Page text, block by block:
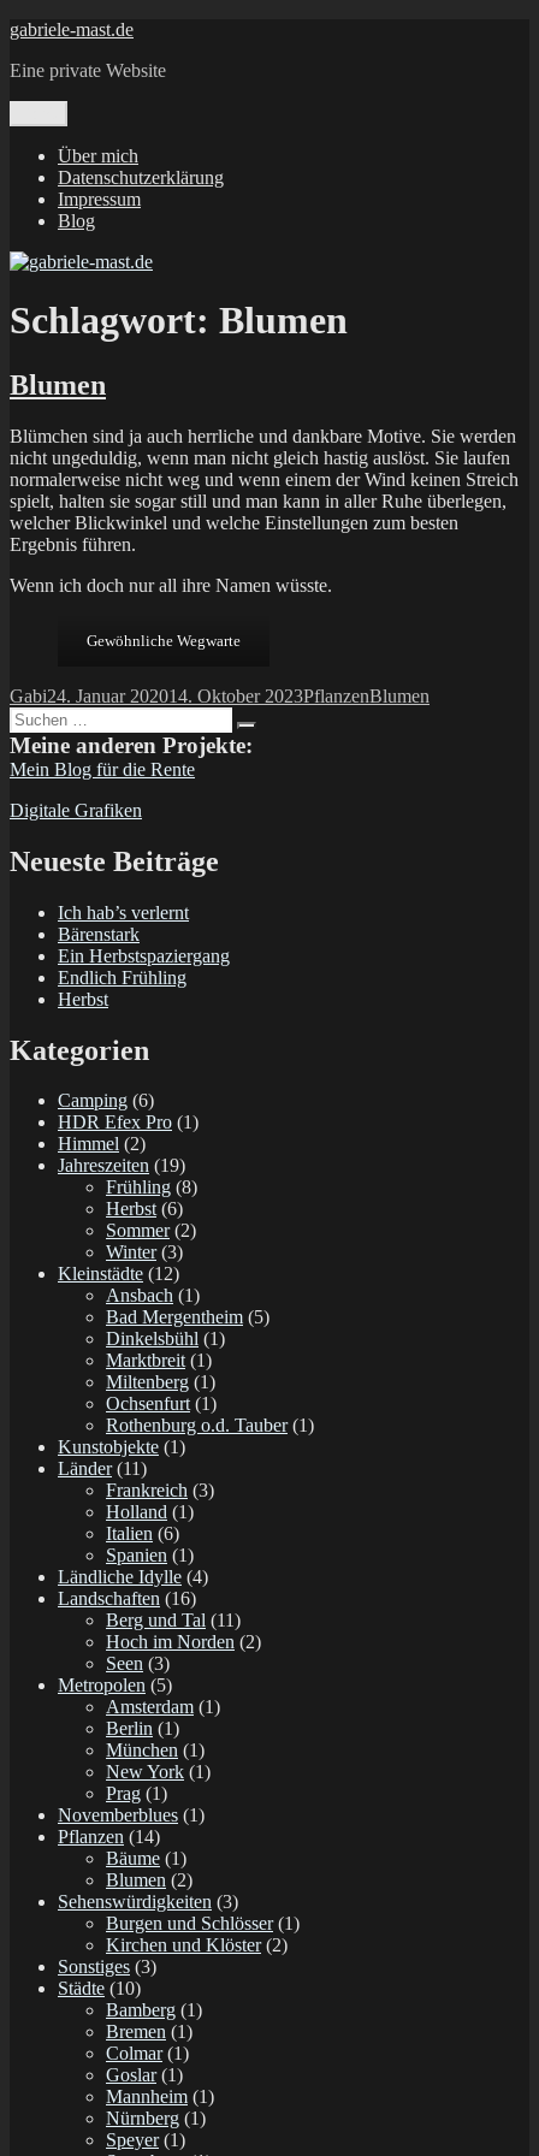
Zum
springen
gabriele-mast.de
Eine private Website
Über mich
Datenschutzerklärung
Impressum
Blog
Schlagwort: Blumen
Blumen
Blümchen sind ja auch herrliche und dankbare Motive. Sie werden
nicht ungeduldig, wenn man nicht gleich hastig auslöst. Sie laufen
normalerweise nicht weg und wenn einem der Wind keinen Streich
spielt, halten sie sogar still und man kann in aller Ruhe überlegen,
welcher Blickwinkel und welche Einstellungen zum besten
Ergebnis führen.
Wenn ich doch nur all ihre Namen wüsste.
Gewöhnliche Wegwarte
Autor
GabiVeröffentlicht
am
24. Januar 202014. Oktober 2023Kategorien
PflanzenSchlagwörter
Blumen
Suchen
nach:
Meine anderen Projekte:
Mein Blog für die Rente
Digitale Grafiken
Neueste Beiträge
Ich hab’s verlernt
Bärenstark
Ein Herbstspaziergang
Endlich Frühling
Herbst
Kategorien
Camping (6)
HDR Efex Pro (1)
Himmel (2)
Jahreszeiten (19)
Frühling (8)
Herbst(6)
Sommer(2)
Winter(3)
Kleinstädte (12)
Ansbach (1)
Bad Mergentheim (5)
Dinkelsbühl (1)
Marktbreit(1)
Miltenberg (1)
Ochsenfurt(1)
Rothenburg o.d. Tauber(1)
Kunstobjekte (1)
Länder(11)
Frankreich (3)
Holland (1)
Italien (6)
Spanien (1)
Ländliche Idylle (4)
Landschaften (16)
Berg und Tal (11)
Hoch im Norden (2)
Seen (3)
Metropolen (5)
Amsterdam (1)
Berlin (1)
München (1)
New York (1)
Prag (1)
Novemberblues (1)
Pflanzen (14)
Bäume (1)
Blumen (2)
Sehenswürdigkeiten (3)
Burgen und Schlösser(1)
Kirchen und Klöster(2)
Sonstiges (3)
Städte (10)
Bamberg (1)
Bremen (1)
Colmar(1)
Goslar(1)
Mannheim (1)
Nürnberg (1)
Speyer(1)